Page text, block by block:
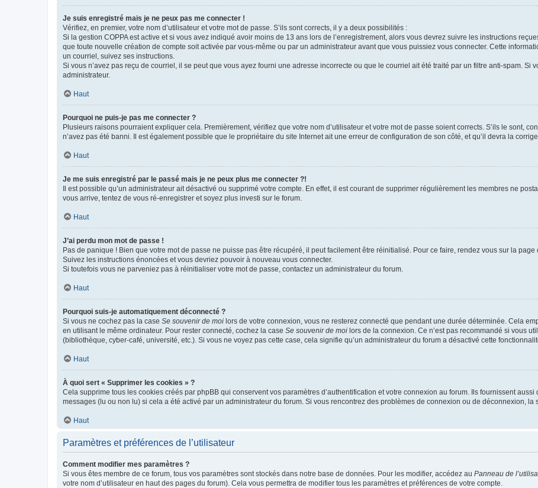
Je suis enregistré mais je ne peux pas me connecter !
Vérifiez, en premier, votre nom d’utilisateur et votre mot de passe. S’ils sont corrects, il y a deux possibilités :
Si la gestion COPPA est active et si vous avez indiqué avoir moins de 13 ans lors de l’enregistrement, alors vous devrez suivre les instructions
que toute nouvelle création de compte soit activée par vous-même ou par un administrateur avant que vous puissiez vous connecter. Cette
un courriel, suivez ses instructions.
Si vous n’avez pas reçu de courriel, il se peut que vous ayez fourni une adresse incorrecte ou que le courriel ait été traité par un filtre anti-spam. Si
administrateur.
Haut
Pourquoi ne puis-je pas me connecter ?
Plusieurs raisons pourraient expliquer cela. Premièrement, vérifiez que votre nom d’utilisateur et votre mot de passe soient corrects. S’ils le sont,
n’avez pas été banni. Il est également possible que le propriétaire du site Internet ait une erreur de configuration de son côté, et qu’il devra la
Haut
Je me suis enregistré par le passé mais je ne peux plus me connecter ?!
Il est possible qu’un administrateur ait désactivé ou supprimé votre compte. En effet, il est courant de supprimer régulièrement les membres ne
vous arrive, tentez de vous ré-enregistrer et soyez plus investi sur le forum.
Haut
J’ai perdu mon mot de passe !
Pas de panique ! Bien que votre mot de passe ne puisse pas être récupéré, il peut facilement être réinitialisé. Pour ce faire, rendez vous sur la
Suivez les instructions énoncées et vous devriez pouvoir à nouveau vous connecter.
Si toutefois vous ne parveniez pas à réinitialiser votre mot de passe, contactez un administrateur du forum.
Haut
Pourquoi suis-je automatiquement déconnecté ?
Si vous ne cochez pas la case Se souvenir de moi lors de votre connexion, vous ne resterez connecté que pendant une durée déterminée. Cela
en utilisant le même ordinateur. Pour rester connecté, cochez la case Se souvenir de moi lors de la connexion. Ce n’est pas recommandé si vous
(bibliothèque, cyber-café, université, etc.). Si vous ne voyez pas cette case, cela signifie qu’un administrateur du forum a désactivé cette
Haut
À quoi sert « Supprimer les cookies » ?
Cela supprime tous les cookies créés par phpBB qui conservent vos paramètres d’authentification et votre connexion au forum. Ils fournissent
messages (lu ou non lu) si cela a été activé par un administrateur du forum. Si vous rencontrez des problèmes de connexion ou de déconnexion, la
Haut
Paramètres et préférences de l’utilisateur
Comment modifier mes paramètres ?
Si vous êtes membre de ce forum, tous vos paramètres sont stockés dans notre base de données. Pour les modifier, accédez au Panneau de
votre nom d’utilisateur en haut des pages du forum). Cela vous permettra de modifier tous les paramètres et préférences de votre compte.